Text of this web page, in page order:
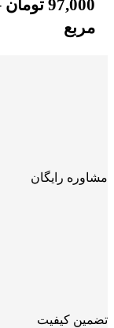
97,000 تومان
مربع
مشاوره رایگان
تضمین کیفیت